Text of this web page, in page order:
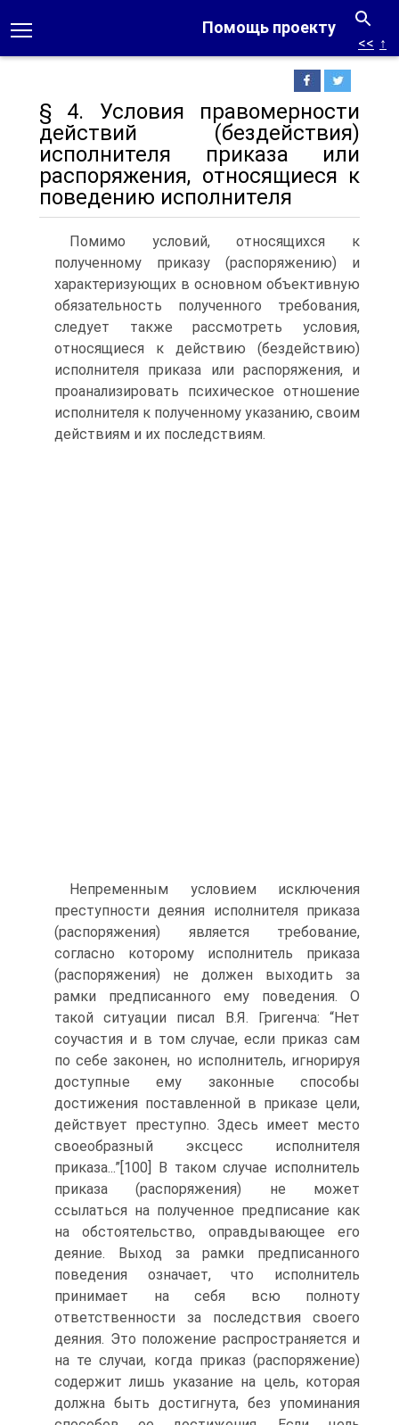
Помощь проекту
<< ↑
§ 4. Условия правомерности
действий (бездействия)
исполнителя приказа или
распоряжения, относящиеся к
поведению исполнителя
Помимо условий, относящихся к
полученному приказу (распоряжению) и
характеризующих в основном объективную
обязательность полученного требования,
следует также рассмотреть условия,
относящиеся к действию (бездействию)
исполнителя приказа или распоряжения, и
проанализировать психическое отношение
исполнителя к полученному указанию, своим
действиям и их последствиям.
Непременным условием исключения
преступности деяния исполнителя приказа
(распоряжения) является требование,
согласно которому исполнитель приказа
(распоряжения) не должен выходить за
рамки предписанного ему поведения. О
такой ситуации писал В.Я. Григенча: “Нет
соучастия и в том случае, если приказ сам
по себе законен, но исполнитель, игнорируя
доступные ему законные способы
достижения поставленной в приказе цели,
действует преступно. Здесь имеет место
своеобразный эксцесс исполнителя
приказа...”[100] В таком случае исполнитель
приказа (распоряжения) не может
ссылаться на полученное предписание как
на обстоятельство, оправдывающее его
деяние. Выход за рамки предписанного
поведения означает, что исполнитель
принимает на себя всю полноту
ответственности за последствия своего
деяния. Это положение распространяется и
на те случаи, когда приказ (распоряжение)
содержит лишь указание на цель, которая
должна быть достигнута, без упоминания